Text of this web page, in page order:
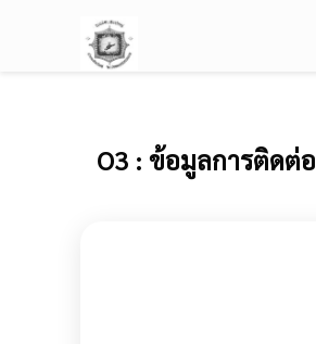
O3 : ข้อมูลการติดต่อ